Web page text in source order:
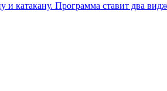
и катакану. Программа ставит два